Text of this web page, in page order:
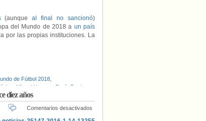
(aunqueal final no sancionó)
del Mundo de 2018 a un país
por las propias instituciones. La
de Fútbol 2018
Miguel Herrera Perú Rusia
diez años
Comentarios desactivados